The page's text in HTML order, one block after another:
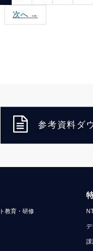
次へ →
参考資料ダ
教育・研修